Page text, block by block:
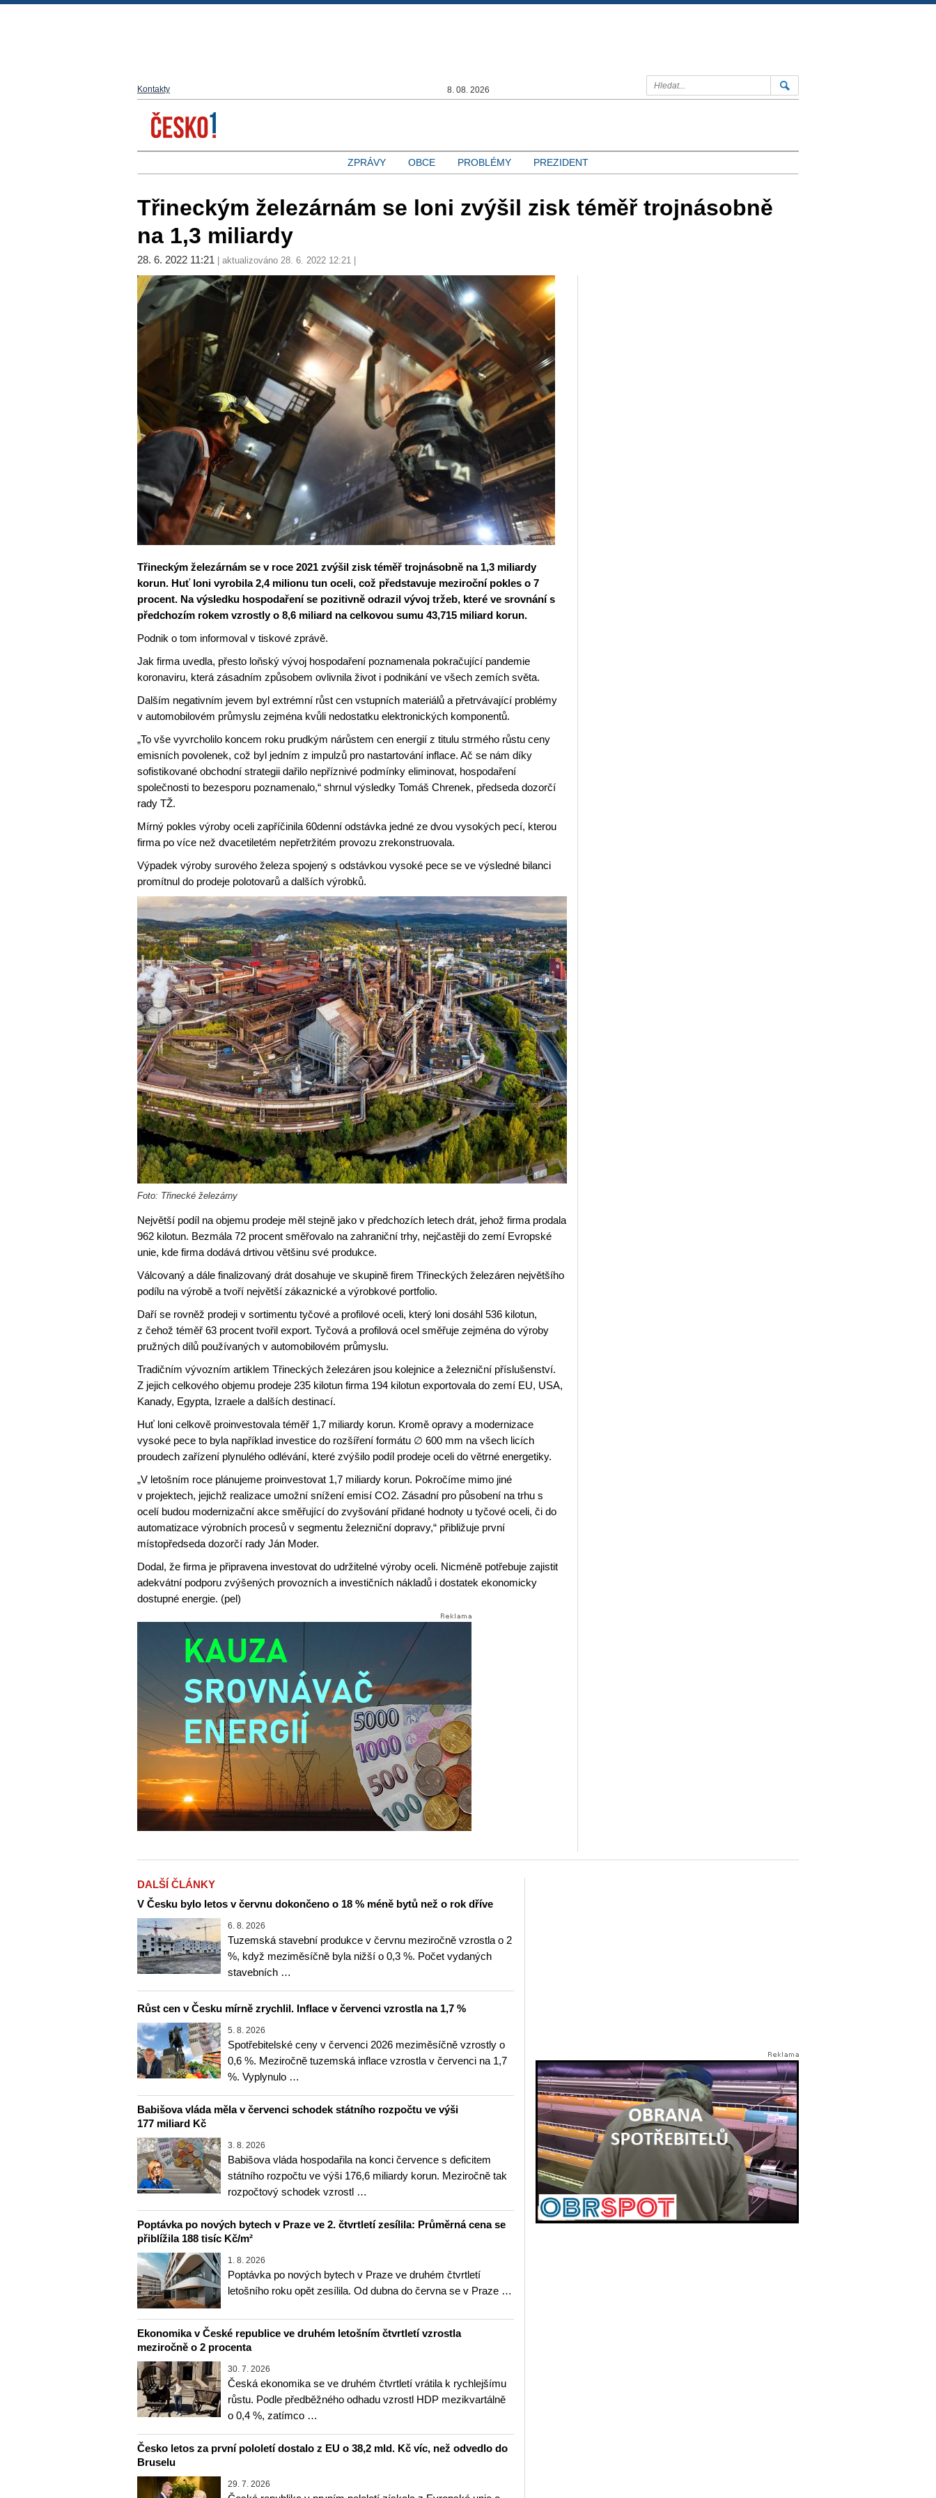
Kontakty 8. 08. 2026
ZPRÁVY OBCE PROBLÉMY PREZIDENT
Třineckým železárnám se loni zvýšil zisk téměř trojnásobně
na 1,3 miliardy
28. 6. 2022 11:21 | aktualizováno 28. 6. 2022 12:21 |
Třineckým železárnám se v roce 2021 zvýšil zisk téměř trojnásobně na 1,3 miliardy
korun. Huť loni vyrobila 2,4 milionu tun oceli, což představuje meziroční pokles o 7
procent. Na výsledku hospodaření se pozitivně odrazil vývoj tržeb, které ve srovnání s
předchozím rokem vzrostly o 8,6 miliard na celkovou sumu 43,715 miliard korun.
Podnik o tom informoval v tiskové zprávě.
Jak firma uvedla, přesto loňský vývoj hospodaření poznamenala pokračující pandemie
koronaviru, která zásadním způsobem ovlivnila život i podnikání ve všech zemích světa.
Dalším negativním jevem byl extrémní růst cen vstupních materiálů a přetrvávající problémy
v automobilovém průmyslu zejména kvůli nedostatku elektronických komponentů.
„To vše vyvrcholilo koncem roku prudkým nárůstem cen energií z titulu strmého růstu ceny
emisních povolenek, což byl jedním z impulzů pro nastartování inflace. Ač se nám díky
sofistikované obchodní strategii dařilo nepříznivé podmínky eliminovat, hospodaření
společnosti to bezesporu poznamenalo,“ shrnul výsledky Tomáš Chrenek, předseda dozorčí
rady TŽ.
Mírný pokles výroby oceli zapříčinila 60denní odstávka jedné ze dvou vysokých pecí, kterou
firma po více než dvacetiletém nepřetržitém provozu zrekonstruovala.
Výpadek výroby surového železa spojený s odstávkou vysoké pece se ve výsledné bilanci
promítnul do prodeje polotovarů a dalších výrobků.
Foto: Třinecké železárny
Největší podíl na objemu prodeje měl stejně jako v předchozích letech drát, jehož firma prodala
962 kilotun. Bezmála 72 procent směřovalo na zahraniční trhy, nejčastěji do zemí Evropské
unie, kde firma dodává drtivou většinu své produkce.
Válcovaný a dále finalizovaný drát dosahuje ve skupině firem Třineckých železáren největšího
podílu na výrobě a tvoří největší zákaznické a výrobkové portfolio.
Daří se rovněž prodeji v sortimentu tyčové a profilové oceli, který loni dosáhl 536 kilotun,
z čehož téměř 63 procent tvořil export. Tyčová a profilová ocel směřuje zejména do výroby
pružných dílů používaných v automobilovém průmyslu.
Tradičním vývozním artiklem Třineckých železáren jsou kolejnice a železniční příslušenství.
Z jejich celkového objemu prodeje 235 kilotun firma 194 kilotun exportovala do zemí EU, USA,
Kanady, Egypta, Izraele a dalších destinací.
Huť loni celkově proinvestovala téměř 1,7 miliardy korun. Kromě opravy a modernizace
vysoké pece to byla například investice do rozšíření formátu ∅ 600 mm na všech licích
proudech zařízení plynulého odlévání, které zvýšilo podíl prodeje oceli do větrné energetiky.
„V letošním roce plánujeme proinvestovat 1,7 miliardy korun. Pokročíme mimo jiné
v projektech, jejichž realizace umožní snížení emisí CO2. Zásadní pro působení na trhu s
ocelí budou modernizační akce směřující do zvyšování přidané hodnoty u tyčové oceli, či do
automatizace výrobních procesů v segmentu železniční dopravy,“ přibližuje první
místopředseda dozorčí rady Ján Moder.
Dodal, že firma je připravena investovat do udržitelné výroby oceli. Nicméně potřebuje zajistit
adekvátní podporu zvýšených provozních a investičních nákladů i dostatek ekonomicky
dostupné energie. (pel)
DALŠÍ ČLÁNKY
V Česku bylo letos v červnu dokončeno o 18 % méně bytů než o rok dříve
6. 8. 2026
Tuzemská stavební produkce v červnu meziročně vzrostla o 2
%, když meziměsíčně byla nižší o 0,3 %. Počet vydaných
stavebních …
Růst cen v Česku mírně zrychlil. Inflace v červenci vzrostla na 1,7 %
5. 8. 2026
Spotřebitelské ceny v červenci 2026 meziměsíčně vzrostly o
0,6 %. Meziročně tuzemská inflace vzrostla v červenci na 1,7
%. Vyplynulo …
Babišova vláda měla v červenci schodek státního rozpočtu ve výši
177 miliard Kč
3. 8. 2026
Babišova vláda hospodařila na konci července s deficitem
státního rozpočtu ve výši 176,6 miliardy korun. Meziročně tak
rozpočtový schodek vzrostl …
Poptávka po nových bytech v Praze ve 2. čtvrtletí zesílila: Průměrná cena se
přiblížila 188 tisíc Kč/m²
1. 8. 2026
Poptávka po nových bytech v Praze ve druhém čtvrtletí
letošního roku opět zesílila. Od dubna do června se v Praze …
Ekonomika v České republice ve druhém letošním čtvrtletí vzrostla
meziročně o 2 procenta
30. 7. 2026
Česká ekonomika se ve druhém čtvrtletí vrátila k rychlejšímu
růstu. Podle předběžného odhadu vzrostl HDP mezikvartálně
o 0,4 %, zatímco …
Česko letos za první pololetí dostalo z EU o 38,2 mld. Kč víc, než odvedlo do
Bruselu
29. 7. 2026